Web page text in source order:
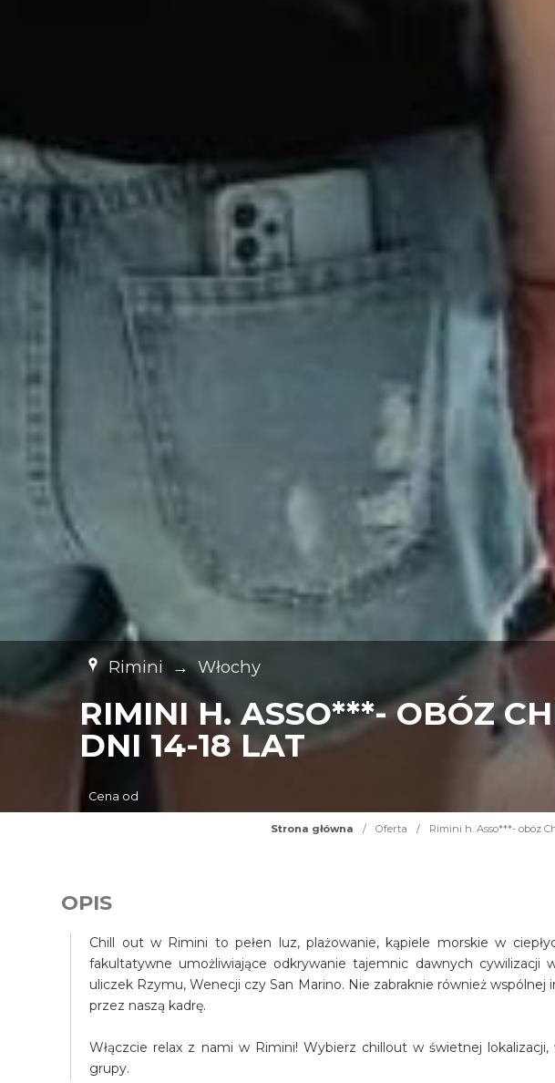
Rimini → Włochy
RIMINI H. ASSO***- OBÓZ
DNI 14-18 LAT
Cena od
Strona główna / Oferta / Rimini h. Asso***- obóz
OPIS
Chill out w Rimini to pełen luz, plażowanie, kąpiele morskie w
fakultatywne umożliwiające odkrywanie tajemnic dawnych cywilizacji
uliczek Rzymu, Wenecji czy San Marino. Nie zabraknie również
przez naszą kadrę.
Włączcie relax z nami w Rimini! Wybierz chillout w świetnej
grupy.